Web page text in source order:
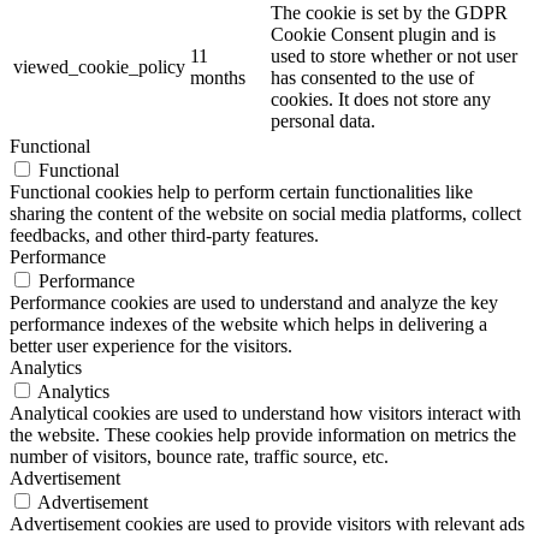
viewed_cookie_policy
11
months
The cookie is set by the GDPR
Cookie Consent plugin and is
used to store whether or not user
has consented to the use of
cookies. It does not store any
personal data.
Functional
Functional
Functional cookies help to perform certain functionalities like
sharing the content of the website on social media platforms, collect
feedbacks, and other third-party features.
Performance
Performance
Performance cookies are used to understand and analyze the key
performance indexes of the website which helps in delivering a
better user experience for the visitors.
Analytics
Analytics
Analytical cookies are used to understand how visitors interact with
the website. These cookies help provide information on metrics the
number of visitors, bounce rate, traffic source, etc.
Advertisement
Advertisement
Advertisement cookies are used to provide visitors with relevant ads